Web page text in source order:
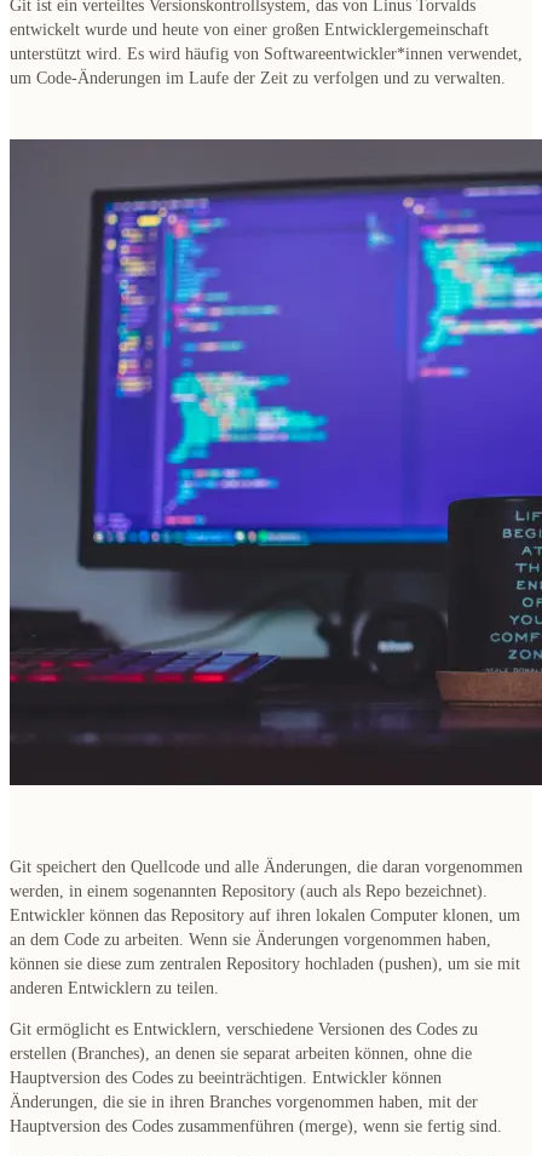
Git ist ein verteiltes Versionskontrollsystem, das von Linus Torvalds
entwickelt wurde und heute von einer großen Entwicklergemeinschaft
unterstützt wird. Es wird häufig von Softwareentwickler*innen verwendet,
um Code-Änderungen im Laufe der Zeit zu verfolgen und zu verwalten.
Git speichert den Quellcode und alle Änderungen, die daran vorgenommen
werden, in einem sogenannten Repository (auch als Repo bezeichnet).
Entwickler können das Repository auf ihren lokalen Computer klonen, um
an dem Code zu arbeiten. Wenn sie Änderungen vorgenommen haben,
können sie diese zum zentralen Repository hochladen (pushen), um sie mit
anderen Entwicklern zu teilen.
Git ermöglicht es Entwicklern, verschiedene Versionen des Codes zu
erstellen (Branches), an denen sie separat arbeiten können, ohne die
Hauptversion des Codes zu beeinträchtigen. Entwickler können
Änderungen, die sie in ihren Branches vorgenommen haben, mit der
Hauptversion des Codes zusammenführen (merge), wenn sie fertig sind.